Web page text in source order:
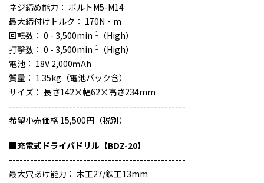
ネジ締め能力： ボルトM5-M14
最大締付けトルク： 170N・m
回転数： 0 - 3,500min-1
（High）
打撃数： 0 - 3,500min-1
（High）
電池： 18V 2,000ｍAh
質量： 1.35kg（電池パック含）
サイズ： 長さ142×幅62×高さ234mm
--------------------------------------------------
希望小売価格 15,500円（税別）
■充電式ドライバドリル【BDZ-20】
--------------------------------------------------
最大穴あけ能力： 木工27/鉄工13mm